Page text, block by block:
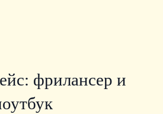
фрилансер и